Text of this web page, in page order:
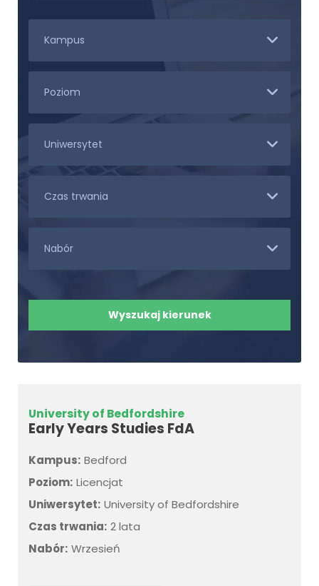
University of Bedfordshire
Early Years Studies FdA
Kampus: Bedford
Poziom: Licencjat
Uniwersytet: University of Bedfordshire
Czas trwania: 2 lata
Nabór: Wrzesień